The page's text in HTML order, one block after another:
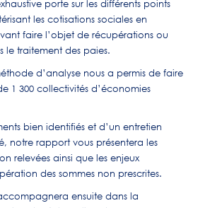
porte sur les différents points
les cotisations sociales en
faire l’objet de récupérations ou
le traitement des paies.
d’analyse nous a permis de faire
1 300 collectivités d’économies
bien identifiés et d’un entretien
notre rapport vous présentera les
relevées ainsi que les enjeux
des sommes non prescrites.
ensuite dans la